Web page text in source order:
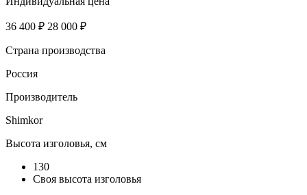
36 400 ₽ 28 000 ₽
Страна производства
Россия
Производитель
Shimkor
Высота изголовья, см
130
Своя высота изголовья